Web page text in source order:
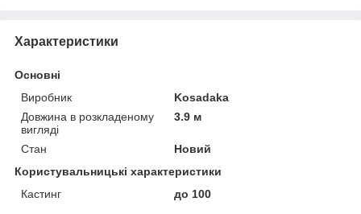
Характеристики
Основні
Виробник
Kosadaka
Довжина в розкладеному
вигляді
3.9 м
Стан
Новий
Користувальницькі характеристики
Кастинг
до 100